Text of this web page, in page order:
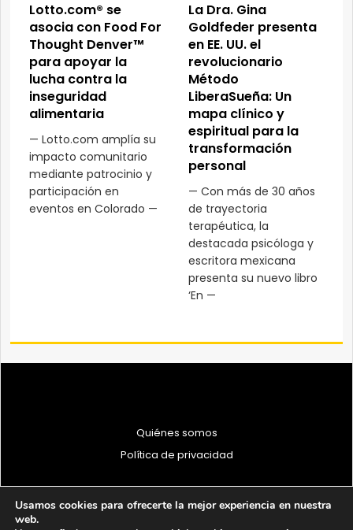
Lotto.com® se
asocia con Food For
Thought Denver™
para apoyar la
lucha contra la
inseguridad
alimentaria
— Lotto.com amplía su
impacto comunitario
mediante patrocinio y
participación en
eventos en Colorado —
La Dra. Gina
Goldfeder presenta
en EE. UU. el
revolucionario
Método
LiberaSueña: Un
mapa clínico y
espiritual para la
transformación
personal
— Con más de 30 años
de trayectoria
terapéutica, la
destacada psicóloga y
escritora mexicana
presenta su nuevo libro
‘En —
Quiénes somos
Política de privacidad
Usamos cookies para ofrecerte la mejor experiencia en nuestra
web.